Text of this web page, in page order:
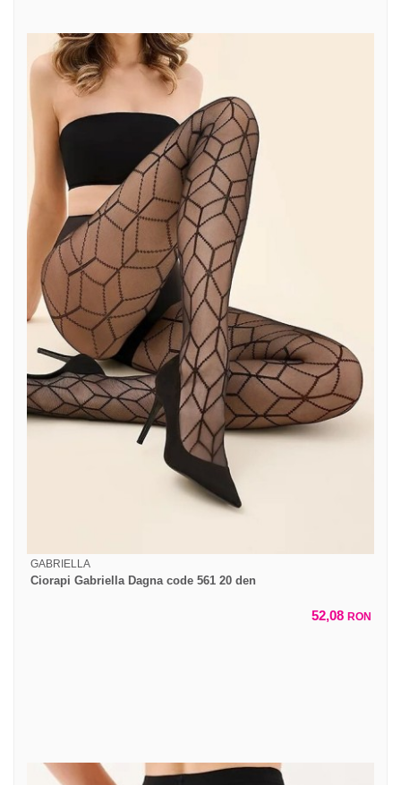
GABRIELLA
Ciorapi Gabriella Dagna code 561 20 den
52,08 RON